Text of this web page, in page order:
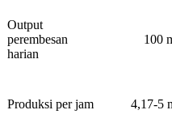
Output
perembesan
harian
100
Produksi per jam 4,17-5